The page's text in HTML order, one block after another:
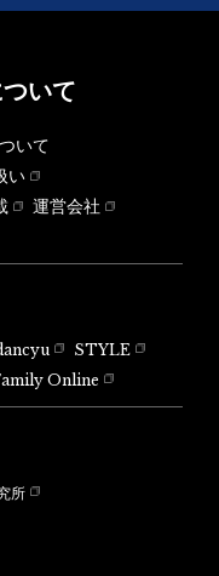
いて
いて
い
運営会社
STYLE
Online
所